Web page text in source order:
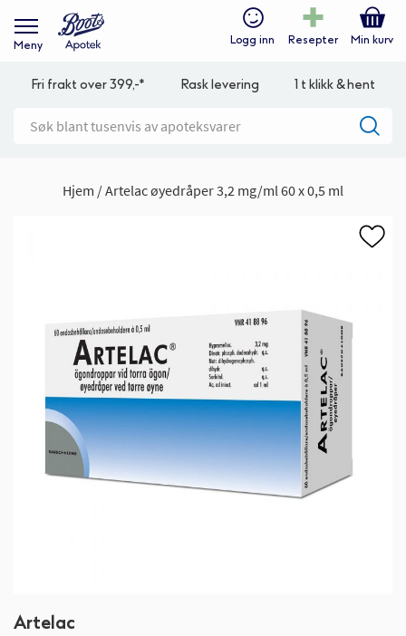
Meny Logg inn Resepter Min kurv
Fri frakt over 399,-* Rask levering 1 t klikk & hent
Hjem Artelac øyedråper 3,2 mg/ml 60 x 0,5 ml
Artelac
til